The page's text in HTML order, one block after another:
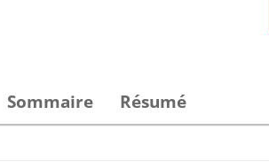
Sommaire Résumé